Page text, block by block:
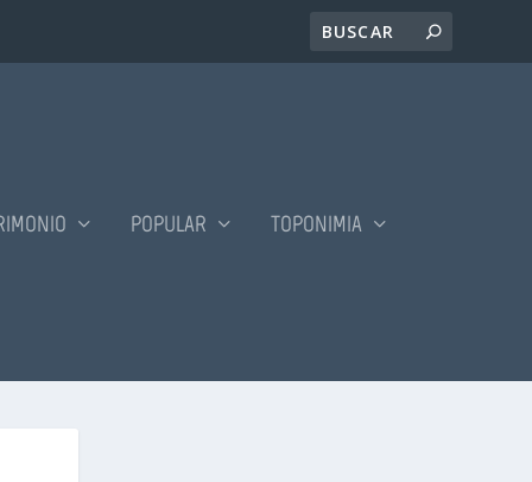
POPULAR TOPONIMIA